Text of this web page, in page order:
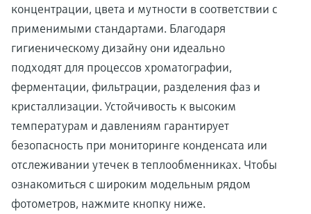
концентрации, цвета и мутности в соответствии с
применимыми стандартами. Благодаря
гигиеническому дизайну они идеально
подходят для процессов хроматографии,
ферментации, фильтрации, разделения фаз и
кристаллизации. Устойчивость к высоким
температурам и давлениям гарантирует
безопасность при мониторинге конденсата или
отслеживании утечек в теплообменниках. Чтобы
ознакомиться с широким модельным рядом
фотометров, нажмите кнопку ниже.